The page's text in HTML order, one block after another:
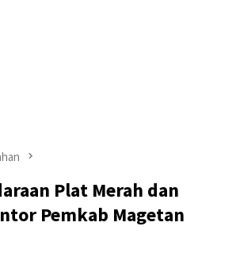
Plat Merah dan
Pemkab Magetan